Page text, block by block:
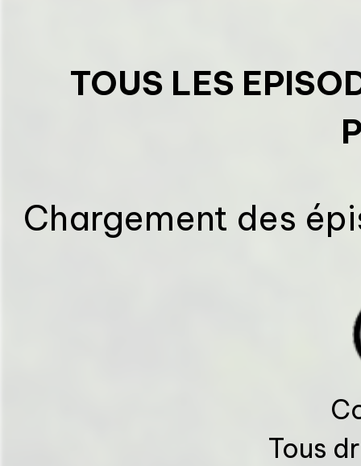
TOUS LES
Chargement des
Tous